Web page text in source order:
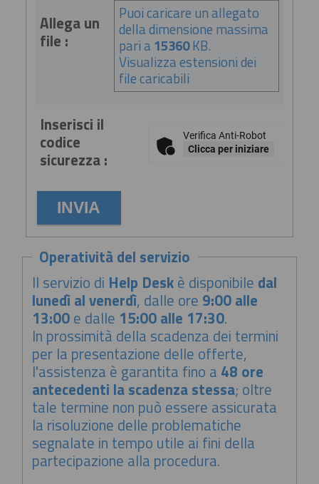
Allega un
file :
Puoi caricare un allegato
della dimensione massima
pari a 15360KB.
Visualizza estensioni dei
file caricabili
Inserisci il
codice
sicurezza :
Verifica Anti-Robot
Clicca per iniziare
Operatività del servizio
Il servizio di Help Deskè disponibile dal
lunedì al venerdì, dalle ore 9:00 alle
13:00e dalle 15:00 alle 17:30.
In prossimità della scadenza dei termini
per la presentazione delle offerte,
l'assistenza è garantita fino a 48 ore
antecedenti la scadenza stessa; oltre
tale termine non può essere assicurata
la risoluzione delle problematiche
segnalate in tempo utile ai fini della
partecipazione alla procedura.